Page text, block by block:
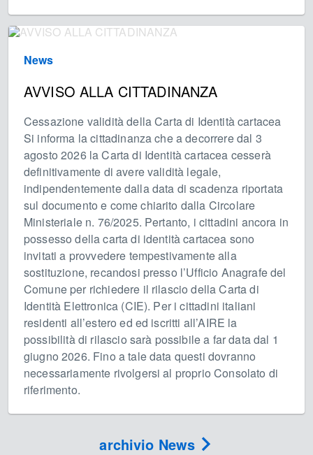
News
AVVISO ALLA CITTADINANZA
Cessazione validità della Carta di Identità cartacea
Si informa la cittadinanza che a decorrere dal 3
agosto 2026 la Carta di Identità cartacea cesserà
definitivamente di avere validità legale,
indipendentemente dalla data di scadenza riportata
sul documento e come chiarito dalla Circolare
Ministeriale n. 76/2025. Pertanto, i cittadini ancora in
possesso della carta di identità cartacea sono
invitati a provvedere tempestivamente alla
sostituzione, recandosi presso l’Ufficio Anagrafe del
Comune per richiedere il rilascio della Carta di
Identità Elettronica (CIE). Per i cittadini italiani
residenti all’estero ed ed iscritti all’AIRE la
possibilità di rilascio sarà possibile a far data dal 1
giugno 2026. Fino a tale data questi dovranno
necessariamente rivolgersi al proprio Consolato di
riferimento.
archivio News